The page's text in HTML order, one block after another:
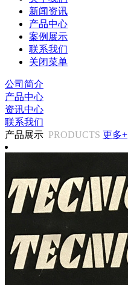
新闻资讯
产品中心
案例展示
联系我们
关闭菜单
公司简介
产品中心
资讯中心
联系我们
产品展示 PRODUCTS 更多+